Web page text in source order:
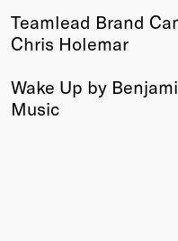
Teamlead Brand
Chris Holemar
Wake Up by
Music